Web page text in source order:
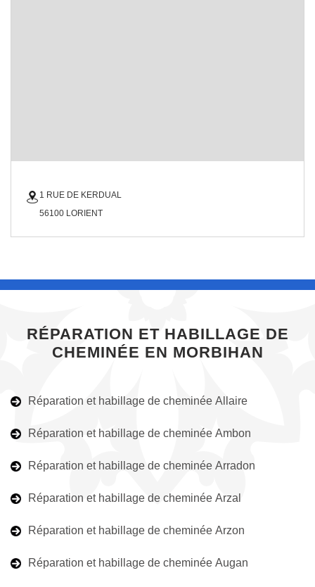
1 RUE DE KERDUAL
56100 LORIENT
RÉPARATION ET HABILLAGE DE
CHEMINÉE EN MORBIHAN
Réparation et habillage de cheminée Allaire
Réparation et habillage de cheminée Ambon
Réparation et habillage de cheminée Arradon
Réparation et habillage de cheminée Arzal
Réparation et habillage de cheminée Arzon
Réparation et habillage de cheminée Augan